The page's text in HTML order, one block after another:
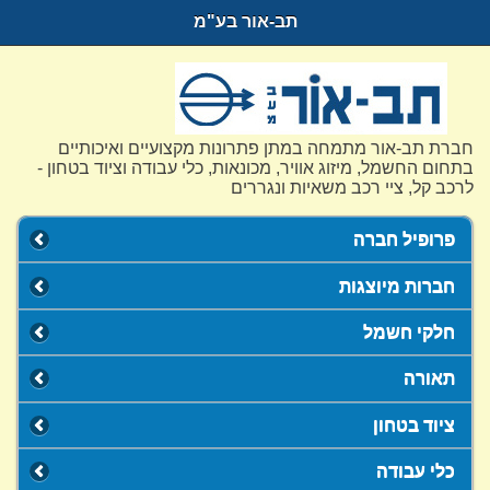
תב-אור בע"מ
חברת תב-אור מתמחה במתן פתרונות מקצועיים ואיכותיים
בתחום החשמל, מיזוג אוויר, מכונאות, כלי עבודה וציוד בטחון -
לרכב קל, ציי רכב משאיות ונגררים
פרופיל חברה
חברות מיוצגות
חלקי חשמל
תאורה
ציוד בטחון
כלי עבודה